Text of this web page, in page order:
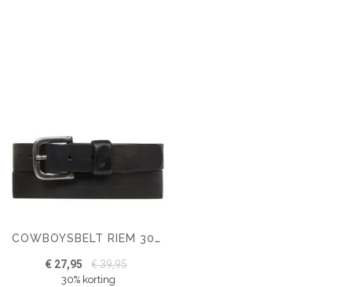
COWBOYSBELT RIEM 302001
€ 27,95 € 39,95
30% korting